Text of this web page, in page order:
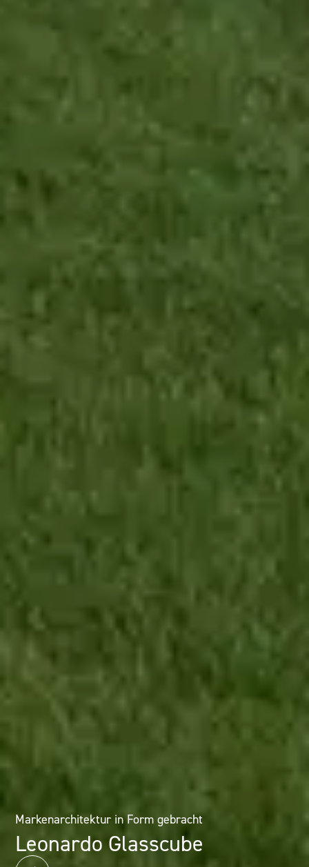
Markenarchitektur in Form gebracht
Leonardo Glasscube
Architektur als Erlebnis: Mineralwerkstofflösungen im
Designhotel
Puerta América